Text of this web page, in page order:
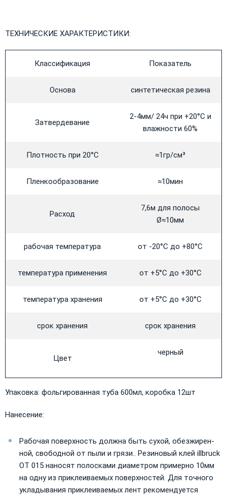
ТЕХНИЧЕСКИЕ ХАРАКТЕРИСТИКИ:
Классификация Показатель
Основа синтетическая резина
Затвердевание
2-4мм/ 24ч при +20°С и
влажности 60%
Плотность при 20°С ≈1гр/см³
Пленкообразование ≈10мин
Расход
7,6м для полосы
Ø≈10мм
рабочая температура от -20°С до +80°С
температура применения от +5°С до +30°С
температура хранения от +5°С до +30°С
срок хранения срок хранения
Цвет
черный
Упаковка: фольгированная туба 600мл, коробка 12шт
Нанесение:
Рабочая поверхность должна быть сухой, обезжирен-
ной, свободной от пыли и грязи.. Резиновый клей illbruck
OT 015 наносят полосками диаметром примерно 10мм
на одну из приклеиваемых поверхностей. Для точного
укладывания приклеиваемых лент рекомендуется